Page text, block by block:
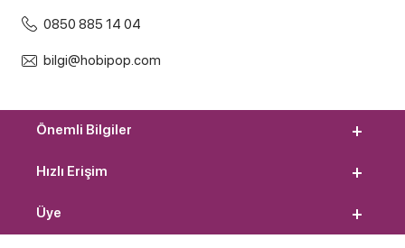
0850 885 14 04
bilgi@hobipop.com
Önemli Bilgiler
Hızlı Erişim
Üye